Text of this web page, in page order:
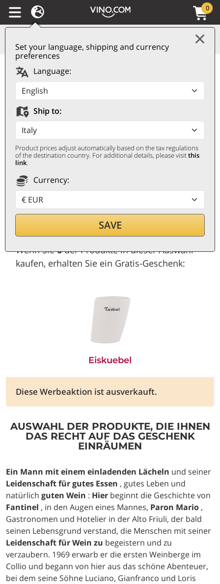
Set your language, shipping and currency
preferences
Language:
Ship to:
Product prices adjust automatically based on the tax regulations
of the destination country. For additional details, please visitthis
link.
Currency:
SAVE
0
Friaul, das Collio und der Traum von
Paron Mario
EXKLUSIVES
GESCHENK
Wenn Sie6der Produkte in dieser Auswahl
kaufen, erhalten Sie ein Gratis-Geschenk:
Eiskuebel
Diese Werbeaktion ist ausverkauft.
AUSWAHL DER PRODUKTE, DIE IHNEN
DAS RECHT AUF DAS GESCHENK
EINRÄUMEN
Ein Mann mit einem einladenden Lächeln und seiner
Leidenschaft für gutes Essen , gutes Leben und
natürlich guten Wein : Hier beginnt die Geschichte von
Fantinel , in den Augen eines Mannes, Paron Mario ,
Gastronomen und Hotelier in der Alto Friuli, der bald
seinen Lebensgrund verstand, die Menschen mit seiner
Leidenschaft für Wein zu begeistern und zu
verzaubern. 1969 erwarb er die ersten Weinberge im
Collio und begann von hier aus das schöne Abenteuer,
bei dem seine Söhne Luciano, Gianfranco und Loris